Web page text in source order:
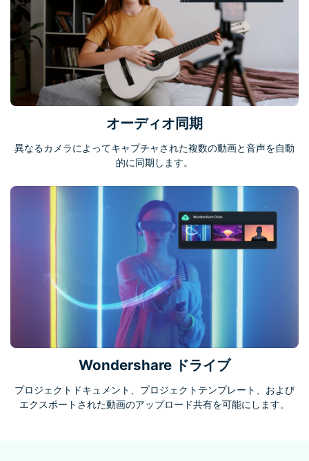
オーディオ同期
異なるカメラによってキャプチャされた複数の動画と音声を自動
的に同期します。
Wondershare ドライブ
プロジェクトドキュメント、プロジェクトテンプレート、および
エクスポートされた動画のアップロード共有を可能にします。